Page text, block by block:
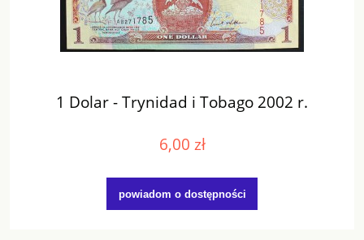
1 Dolar - Trynidad i Tobago 2002 r.
6,00 zł
powiadom o dostępności